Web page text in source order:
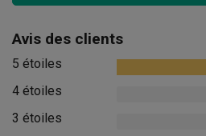
Avis des clients
5 étoiles
4 étoiles
3 étoiles